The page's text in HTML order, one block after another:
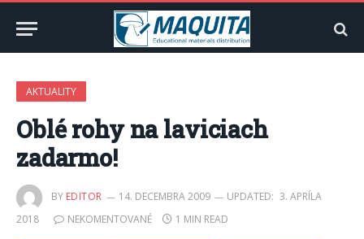
AKTUALITY
Oblé rohy na laviciach
zadarmo!
BY EDITOR 14. DECEMBRA 2009 UPDATED: 3. APRÍLA
2018
NEKOMENTOVANÉ 1 MIN READ